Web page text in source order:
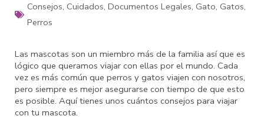
Consejos, Cuidados, Documentos Legales, Gato, Gatos,
Perros
Las mascotas son un miembro más de la familia así que es
lógico que queramos viajar con ellas por el mundo. Cada
vez es más común que perros y gatos viajen con nosotros,
pero siempre es mejor asegurarse con tiempo de que esto
es posible. Aquí tienes unos cuántos consejos para viajar
con tu mascota.